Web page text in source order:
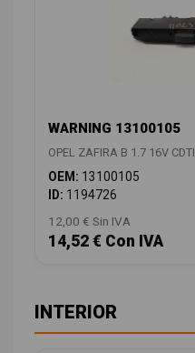
WARNING 13100105
OPEL ZAFIRA B 1.7 16V CDTI
OEM: 13100105
ID: 1194726
12,00 € Sin IVA
14,52 € Con IVA
INTERIOR